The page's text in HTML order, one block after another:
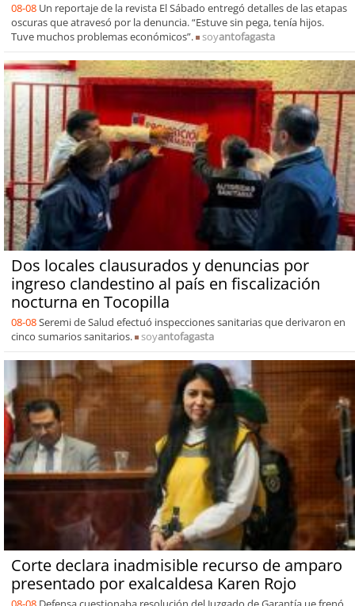
08-08 Un reportaje de la revista El Sábado entregó detalles de las etapas
oscuras que atravesó por la denuncia. “Estuve sin pega, tenía hijos.
Tuve muchos problemas económicos”.
soyantofagasta
Dos locales clausurados y denuncias por
ingreso clandestino al país en fiscalización
nocturna en Tocopilla
08-08Seremi de Salud efectuó inspecciones sanitarias que derivaron en
cinco sumarios sanitarios.
soyantofagasta
Corte declara inadmisible recurso de amparo
presentado por exalcaldesa Karen Rojo